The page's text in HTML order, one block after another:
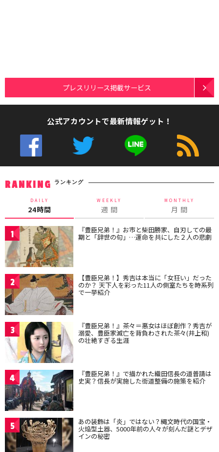
プレスリリース掲載サービス
公式アカウントで最新情報ゲット！
RANKING ランキング
DAILY
24時間
WEEKLY
週 間
MONTHLY
月 間
1 『豊臣兄弟！』お市と柴田勝家、自刃しての最
期と「辞世の句」…運命を共にした２人の悲劇
2 【豊臣兄弟！】秀吉は本当に「女狂い」だった
のか？ 天下人を彩った11人の側室たちを時系列
で一挙紹介
3 『豊臣兄弟！』茶々＝悪女はほぼ創作？秀吉が
溺愛、豊臣家滅亡を背負わされた茶々(井上和)
の壮絶すぎる生涯
4 『豊臣兄弟！』で描かれた織田信長の道普請は
史実？信長が実施した街道整備の施策を紹介
5 あの装飾は「炎」ではない？縄文時代の国宝・
火焔型土器、5000年前の人々が刻んだ謎とデザ
インの秘密